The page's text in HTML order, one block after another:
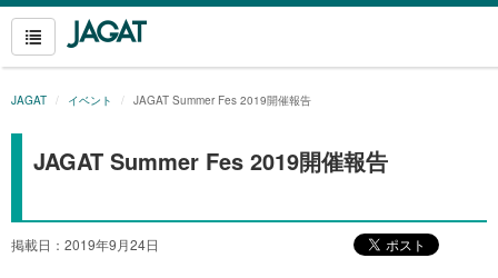
JAGAT イベント JAGAT Summer Fes 2019開催報告
JAGAT Summer Fes 2019開催報告
掲載日：2019年9月24日